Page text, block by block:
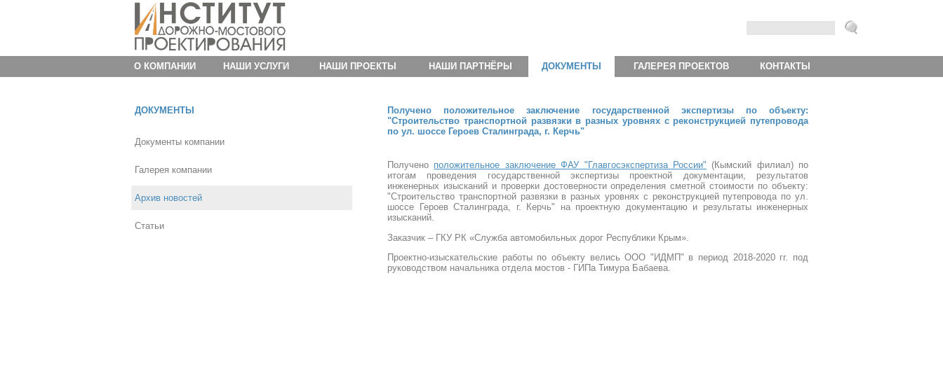
О КОМПАНИИ НАШИ УСЛУГИ НАШИ ПРОЕКТЫ НАШИ ПАРТНЁРЫ ДОКУМЕНТЫ ГАЛЕРЕЯ ПРОЕКТОВ КОНТАКТЫ
ДОКУМЕНТЫ
Документы компании
Галерея компании
Архив новостей
Статьи
Получено положительное заключение государственной экспертизы по объекту:
"Строительство транспортной развязки в разных уровнях с реконструкцией путепровода
по ул. шоссе Героев Сталинграда, г. Керчь"
Получено положительное заключение ФАУ "Главгосэкспертиза России" (Кымский филиал)по
итогам проведения государственной экспертизы проектной документации, результатов
инженерных изысканий и проверки достоверности определения сметной стоимости по объекту:
"Строительство транспортной развязки в разных уровнях с реконструкцией путепровода по ул.
шоссе Героев Сталинграда, г. Керчь" на проектную документацию и результаты инженерных
изысканий.
Заказчик – ГКУ РК «Служба автомобильных дорог Республики Крым».
Проектно-изыскательские работы по объекту велись ООО "ИДМП" в период 2018-2020 гг. под
руководством начальника отдела мостов - ГИПа Тимура Бабаева.